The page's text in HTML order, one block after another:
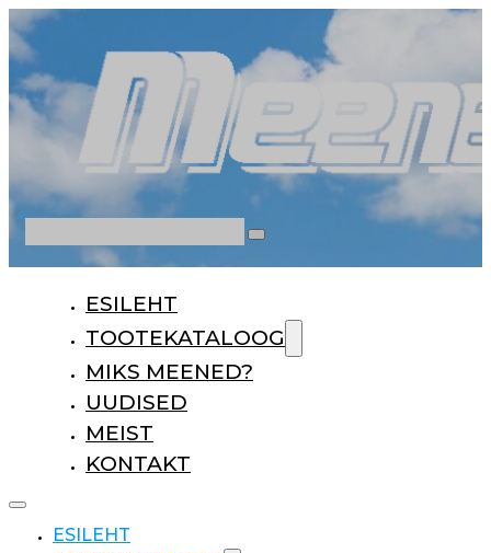
ESILEHT
TOOTEKATALOOG
MIKS MEENED?
UUDISED
MEIST
KONTAKT
ESILEHT